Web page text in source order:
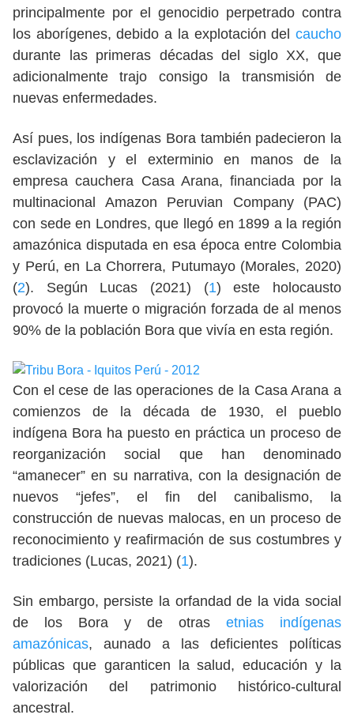
principalmente por el genocidio perpetrado contra
los aborígenes, debido a la explotación del caucho
durante las primeras décadas del siglo XX, que
adicionalmente trajo consigo la transmisión de
nuevas enfermedades.
Así pues, los indígenas Bora también padecieron la
esclavización y el exterminio en manos de la
empresa cauchera Casa Arana, financiada por la
multinacional Amazon Peruvian Company (PAC)
con sede en Londres, que llegó en 1899 a la región
amazónica disputada en esa época entre Colombia
y Perú, en La Chorrera, Putumayo (Morales, 2020)
(2). Según Lucas (2021) (1) este holocausto
provocó la muerte o migración forzada de al menos
90% de la población Bora que vivía en esta región.
Con el cese de las operaciones de la Casa Arana a
comienzos de la década de 1930, el pueblo
indígena Bora ha puesto en práctica un proceso de
reorganización social que han denominado
“amanecer” en su narrativa, con la designación de
nuevos “jefes”, el fin del canibalismo, la
construcción de nuevas malocas, en un proceso de
reconocimiento y reafirmación de sus costumbres y
tradiciones (Lucas, 2021) (1).
Sin embargo, persiste la orfandad de la vida social
de los Bora y de otras etnias indígenas
amazónicas, aunado a las deficientes políticas
públicas que garanticen la salud, educación y la
valorización del patrimonio histórico-cultural
ancestral.